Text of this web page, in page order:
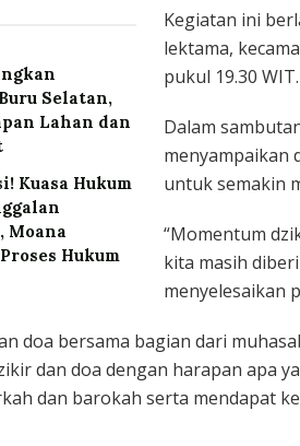
Selatan,
Lahan dan
Kuasa Hukum
Moana
Hukum
Kegiatan ini
lektama,
pukul 19.30 WIT.
Dalam
menyampaikan
untuk semakin
“Momentum
kita masih
menyelesaikan
doa bersama bagian dari
dan doa dengan harapan apa
dan barokah serta mendapat